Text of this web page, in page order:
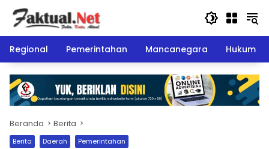
Langsung
konten
Regional
Pemerintahan Mancanegara Hukum
Beranda Berita
Berita Daerah Pemerintahan